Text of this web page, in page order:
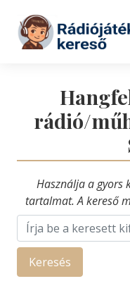
Tovább a tartalomhoz
rádió/
Használja a gyors
tartalmat. A kereső
Keresés